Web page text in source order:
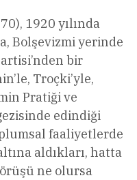
1920 yılında
Bolşevizmi yerinde
bir
Troçki’yle,
Pratiği ve
edindiği
faaliyetlerde
aldıkları, hatta
ne olursa